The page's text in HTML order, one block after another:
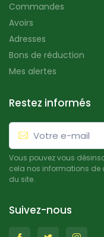
Commandes
Avoirs
Adresses
Bons de réduction
Mes alertes
Restez informés
Vous pouvez vous
cela nos informations
du site.
Suivez-nous